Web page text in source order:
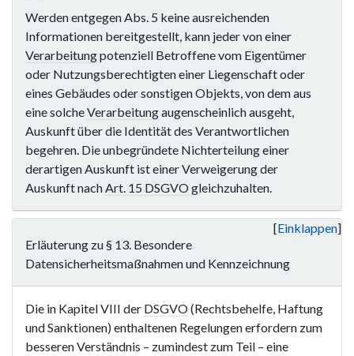
Werden entgegen Abs. 5 keine ausreichenden
Informationen bereitgestellt, kann jeder von einer
Verarbeitungpotenziell Betroffene vom Eigentümer
oder Nutzungsberechtigten einer Liegenschaft oder
eines Gebäudes oder sonstigen Objekts, von dem aus
eine solcheVerarbeitungaugenscheinlich ausgeht,
Auskunft über die Identität des Verantwortlichen
begehren. Die unbegründete Nichterteilung einer
derartigen Auskunft ist einer Verweigerung der
Auskunft nachArt. 15 DSGVOgleichzuhalten.
Einklappen
Erläuterung zu § 13. Besondere
Datensicherheitsmaßnahmen und Kennzeichnung
Die in Kapitel VIII der DSGVO(Rechtsbehelfe, Haftung
und Sanktionen) enthaltenen Regelungen erfordern zum
besseren Verständnis – zumindest zum Teil – eine